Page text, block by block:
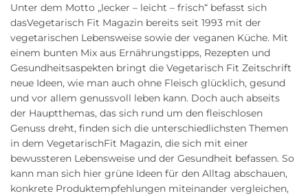
Unter dem Motto „lecker – leicht – frisch“ befasst sich
dasVegetarisch Fit Magazin bereits seit 1993 mit der
vegetarischen Lebensweise sowie der veganen Küche. Mit
einem bunten Mix aus Ernährungstipps, Rezepten und
Gesundheitsaspekten bringt die Vegetarisch Fit Zeitschrift
neue Ideen, wie man auch ohne Fleisch glücklich, gesund
und vor allem genussvoll leben kann. Doch auch abseits
der Hauptthemas, das sich rund um den fleischlosen
Genuss dreht, finden sich die unterschiedlichsten Themen
in dem VegetarischFit Magazin, die sich mit einer
bewussteren Lebensweise und der Gesundheit befassen. So
kann man sich hier grüne Ideen für den Alltag abschauen,
konkrete Produktempfehlungen miteinander vergleichen,